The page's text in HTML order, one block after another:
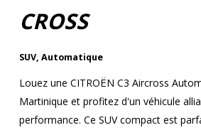
CROSS
SUV, Automatique
Louez une CITROËN C3 Aircross
Martinique et profitez d'un véhicule
performance. Ce SUV compact est